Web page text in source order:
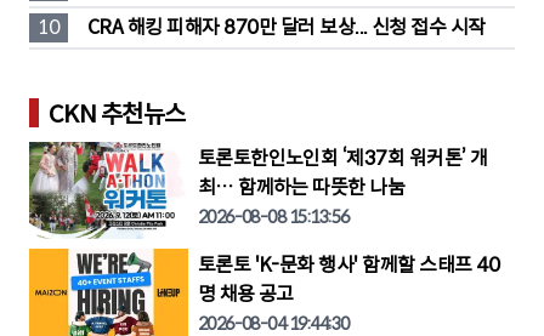
생
10 CRA 해킹 피해자 870만 달러 보상... 신청 접수 시작
CKN 추천뉴스
토론토한인노인회 ‘제37회 워커톤’ 개
최… 함께하는 따뜻한 나눔
2026-08-08 15:13:56
토론토 'K-문화 행사' 함께할 스태프 40
명 채용 공고
2026-08-04 19:44:30